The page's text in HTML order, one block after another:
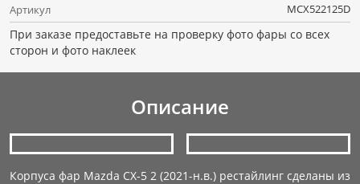
Артикул MCX522125D
При заказе предоставьте на проверку фото фары со всех
сторон и фото наклеек
Описание
Корпуса фар Mazda CX-5 2 (2021-н.в.) рестайлинг сделаны из